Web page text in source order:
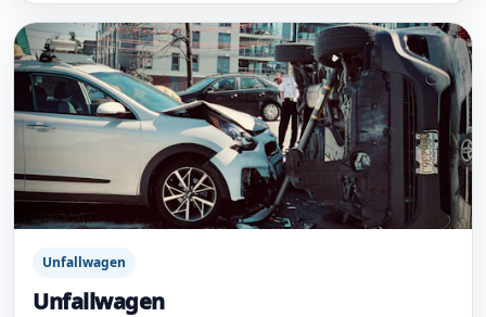
Unfallwagen
Unfallwagen